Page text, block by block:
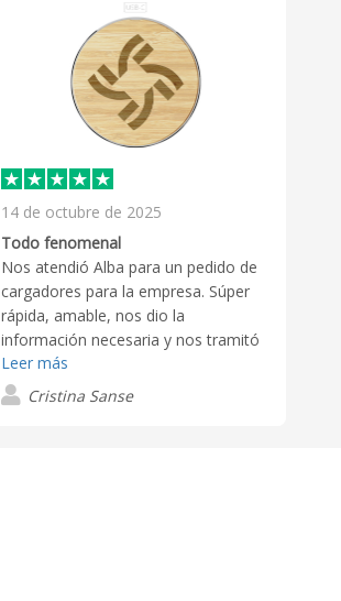
14 de octubre de 2025
Todo fenomenal
Nos atendió Alba para un pedido de
cargadores para la empresa. Súper
rápida, amable, nos dio la
información necesaria y nos tramitó
el pedido para que nos entrara en
plazos ajustados para llegar a
tiempo a un evento corporativo. El
Leer más
Cristina Sanse